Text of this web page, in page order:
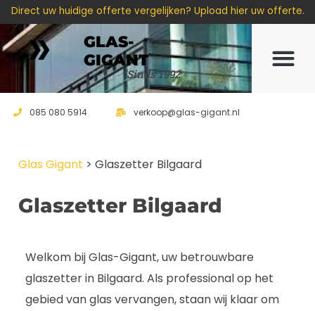
Direct uw huidige offerte vergelijken? Upload hier uw offerte.
GLAS-
GIGANT
Sinds 1992
085 080 5914 verkoop@glas-gigant.nl
Glas Gigant > Glaszetter Bilgaard
Glaszetter Bilgaard
Welkom bij Glas-Gigant, uw betrouwbare
glaszetter in Bilgaard. Als professional op het
gebied van glas vervangen, staan wij klaar om